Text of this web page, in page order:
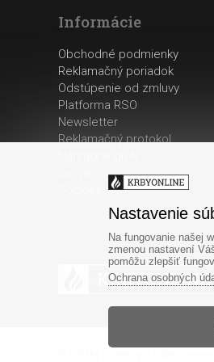
Informácie
Obchodné podmienky
Reklamačný poriadok
Odstúpenie od zmluvy
Platforma RSO
Newsletter
Reklamačný protokol
Nastavenie
Na fungovanie našej
zmenou nastavení
pomôžu zlepšiť
Ochrana osobných